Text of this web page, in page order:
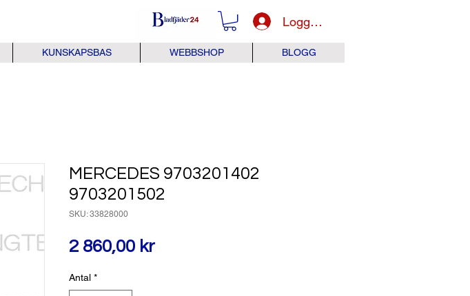
Logga in
KUNSKAPSBAS WEBBSHOP BLOGG
MERCEDES 9703201402
9703201502
SKU: 33828000
2 860,00 krPris
Antal *